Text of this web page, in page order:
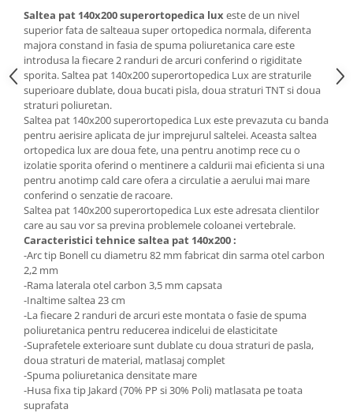
Saltele patuturi copii
Paturi copii
Masa si scaune gradinita
Seturi comode living si dormitor
Saltea pat 140x200 superortopedica luxeste de un nivel
superior fata de salteaua super ortopedica normala, diferenta
majora constand in fasia de spuma poliuretanica care este
introdusa la fiecare 2 randuri de arcuri conferind o rigiditate
sporita. Saltea pat 140x200 superortopedica Lux are straturile
superioare dublate, doua bucati pisla, doua straturi TNT si doua
straturi poliuretan.
Saltea pat 140x200 superortopedica Lux este prevazuta cu banda
pentru aerisire aplicata de jur imprejurul saltelei. Aceasta saltea
ortopedica lux are doua fete, una pentru anotimp rece cu o
izolatie sporita oferind o mentinere a caldurii mai eficienta si una
pentru anotimp cald care ofera a circulatie a aerului mai mare
conferind o senzatie de racoare.
Saltea pat 140x200 superortopedica Lux este adresata clientilor
care au sau vor sa previna problemele coloanei vertebrale.
Caracteristici tehnice saltea pat 140x200 :
-Arc tip Bonell cu diametru 82 mm fabricat din sarma otel carbon
2,2 mm
-Rama laterala otel carbon 3,5 mm capsata
-Inaltime saltea 23 cm
-La fiecare 2 randuri de arcuri este montata o fasie de spuma
poliuretanica pentru reducerea indicelui de elasticitate
-Suprafetele exterioare sunt dublate cu doua straturi de pasla,
doua straturi de material, matlasaj complet
-Spuma poliuretanica densitate mare
-Husa fixa tip Jakard (70% PP si 30% Poli) matlasata pe toata
suprafata